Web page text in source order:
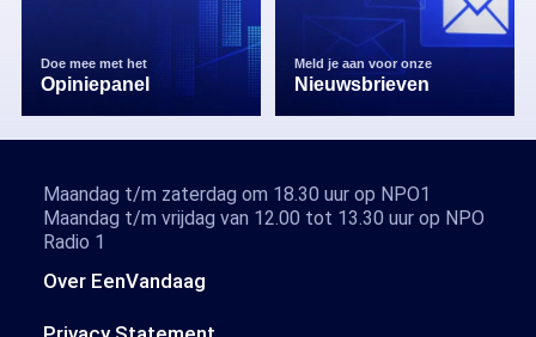
Doe mee met het
Opiniepanel
Meld je aan voor onze
Nieuwsbrieven
Over EenVandaag
Maandag t/m zaterdag om 18.30 uur op NPO1
Maandag t/m vrijdag van 12.00 tot 13.30 uur op NPO
Radio 1